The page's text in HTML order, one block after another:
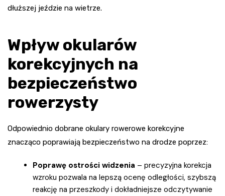
dłuższej jeździe na wietrze.
Wpływ okularów
korekcyjnych na
bezpieczeństwo
rowerzysty
Odpowiednio dobrane okulary rowerowe korekcyjne
znacząco poprawiają bezpieczeństwo na drodze poprzez:
Poprawę ostrości widzenia – precyzyjna korekcja
wzroku pozwala na lepszą ocenę odległości, szybszą
reakcję na przeszkody i dokładniejsze odczytywanie